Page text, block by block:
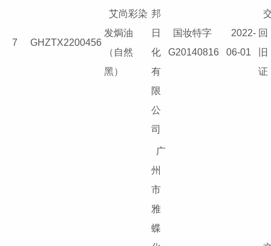
7 GHZTX2200456
艾尚彩染
发焗油
（自然
黑）
邦
日
化
有
限
公
司
国妆特字
G20140816
2022-
06-01
回
旧
证
广
州
市
雅
蝶